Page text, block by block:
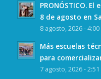
PRONÓSTICO.
8 de agosto en
8 agosto, 2026 - 4:00
Más escuelas
para
7 agosto, 2026 -